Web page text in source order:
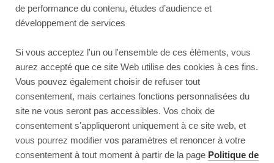
de performance du contenu, études d’audience et
développement de services
Si vous acceptez l'un ou l'ensemble de ces éléments, vous
aurez accepté que ce site Web utilise des cookies à ces fins.
Vous pouvez également choisir de refuser tout
consentement, mais certaines fonctions personnalisées du
site ne vous seront pas accessibles. Vos choix de
consentement s'appliqueront uniquement à ce site web, et
vous pourrez modifier vos paramètres et renoncer à votre
consentement à tout moment à partir de la page Politique de
Reload to try again, or go back.
Reload Back